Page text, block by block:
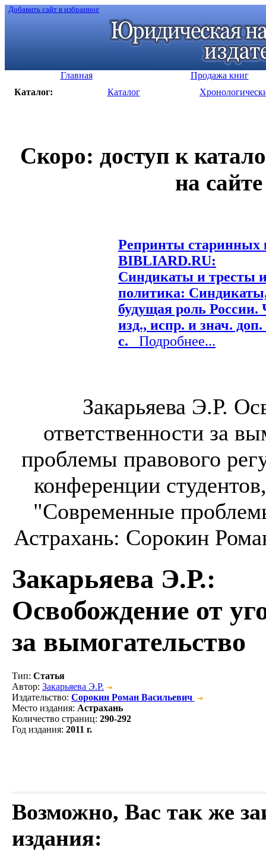
Добавить сайт в избранное
Главная
Продажа книг
Каталог:
Каталог
Скоро: доступ к
на
Репринты старинных
BIBLIARD.RU:
Синдикаты и тресты
политика:
будущая роль
изд., испр. и знач.
c. Подробнее...
Закарьяева Э.Р.
ответственности за
проблемы правового
конференции
"Современные
Астрахань: Сорокин
Закарьяева Э.Р.:
Освобождение от
за вымогательство
Тип: Статья
Автор: Закарьяева Э.Р.
Издательство: Сорокин Роман Васильевич
Место издания: Астрахань
Количество страниц: 290-292
Год издания: 2011 г.
Возможно, Вас так же
издания: